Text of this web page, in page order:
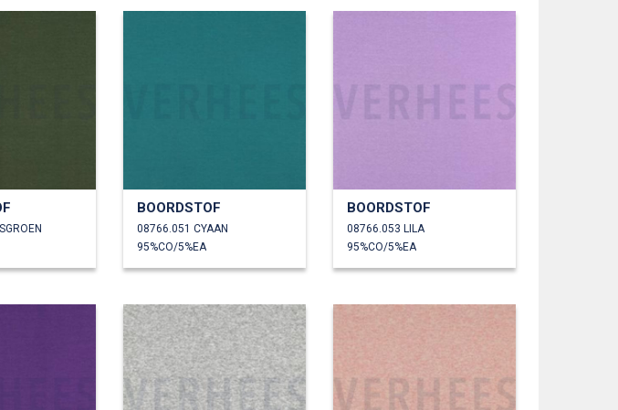
BOORDSTOF
08766.051 CYAAN
95%CO/5%EA
BOORDSTOF
08766.053 LILA
95%CO/5%EA